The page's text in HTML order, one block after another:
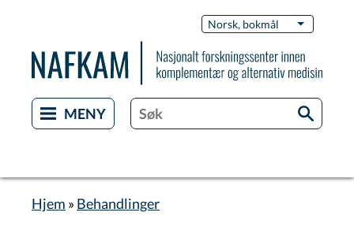
hovedinnhold
Norsk, bokmål List flere
Hjem Behandlinger